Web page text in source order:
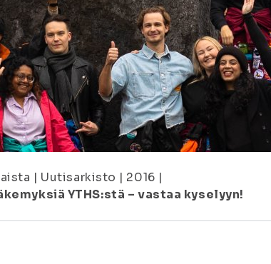
| Uutisarkisto | 2016 |
YTHS:stä – vastaa kyselyyn!